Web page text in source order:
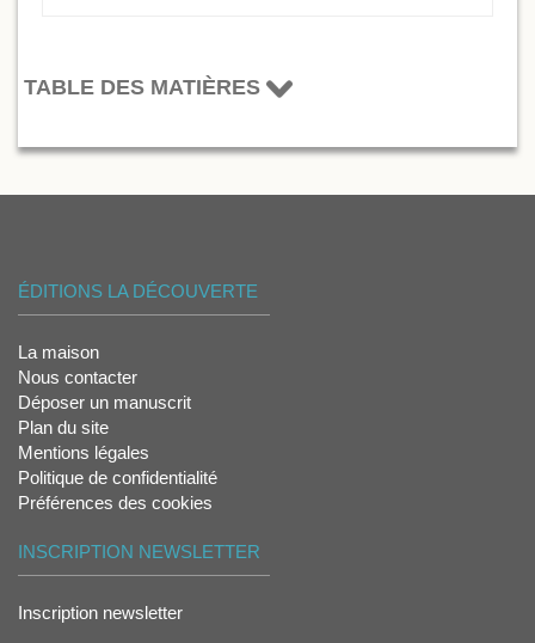
TABLE DES MATIÈRES
ÉDITIONS LA DÉCOUVERTE
La maison
Nous contacter
Déposer un manuscrit
Plan du site
Mentions légales
Politique de confidentialité
Préférences des cookies
INSCRIPTION NEWSLETTER
Inscription newsletter